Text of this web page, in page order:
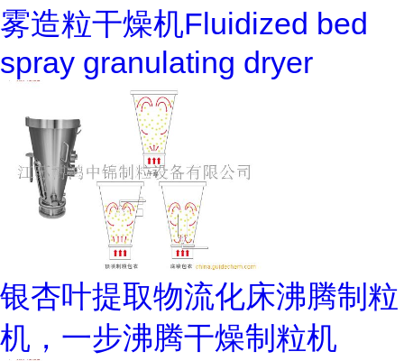
雾造粒干燥机Fluidized bed
spray granulating dryer
银杏叶提取物流化床沸腾制粒
机，一步沸腾干燥制粒机